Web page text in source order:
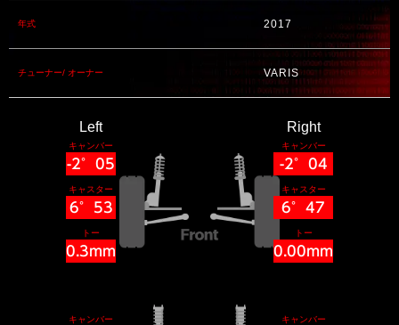
年式 2017
チューナー/ オーナー VARIS
Left
キャンバー
-2°05
キャスター
6°53
トー
0.3mm
キャンバー
Right
キャンバー
-2°04
キャスター
6°47
トー
0.00mm
キャンバー